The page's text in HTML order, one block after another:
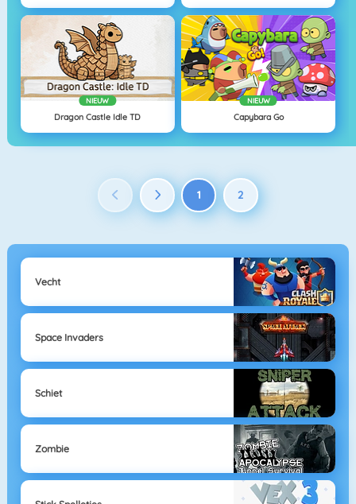
NIEUW
Dragon Castle Idle TD
NIEUW
Capybara Go
1 2
Vecht
Space Invaders
Schiet
Zombie